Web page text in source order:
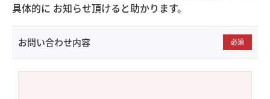
具体的に お知らせ頂けると助かります。
お問い合わせ内容 必須